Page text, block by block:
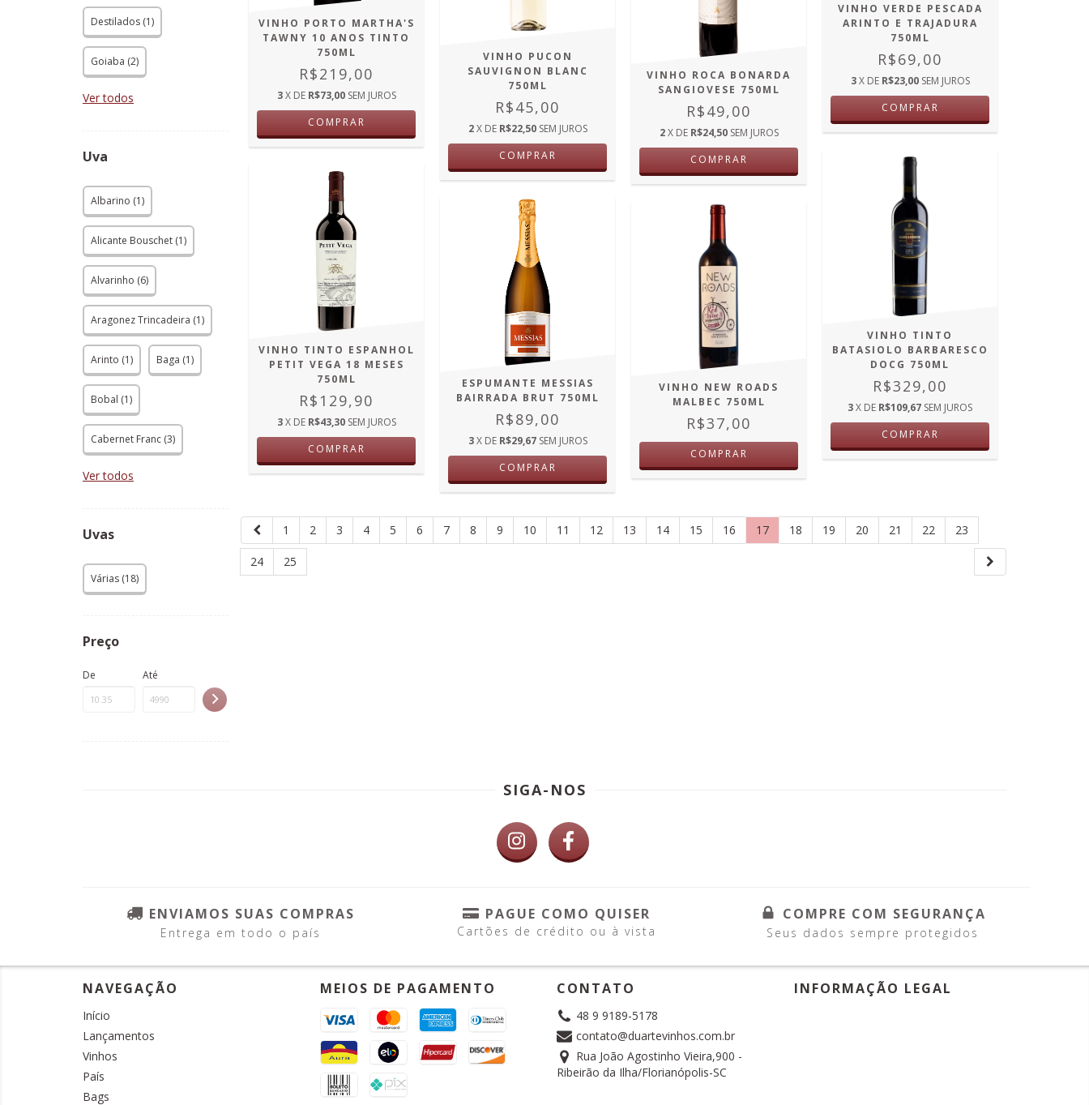
Destilados (1)
Goiaba (2)
Ver todos
Uva
Albarino (1)
Alicante Bouschet (1)
Alvarinho (6)
Aragonez Trincadeira (1)
Arinto (1) Baga (1)
Bobal (1)
Cabernet Franc (3)
Ver todos
Uvas
Várias (18)
Preço
De Até
VINHO PORTO MARTHA'S
TAWNY 10 ANOS TINTO
750ML
R$219,00
3X DE R$73,00 SEM JUROS
COMPRAR
VINHO PUCON
SAUVIGNON BLANC
750ML
R$45,00
2X DE R$22,50 SEM JUROS
COMPRAR
VINHO ROCA BONARDA
SANGIOVESE 750ML
R$49,00
2X DE R$24,50 SEM JUROS
COMPRAR
VINHO VERDE PESCADA
ARINTO E TRAJADURA
750ML
R$69,00
3X DE R$23,00 SEM JUROS
COMPRAR
VINHO TINTO ESPANHOL
PETIT VEGA 18 MESES
750ML
R$129,90
3X DE R$43,30 SEM JUROS
COMPRAR
ESPUMANTE MESSIAS
BAIRRADA BRUT 750ML
R$89,00
3X DE R$29,67 SEM JUROS
COMPRAR
VINHO NEW ROADS
MALBEC 750ML
R$37,00
COMPRAR
VINHO TINTO
BATASIOLO BARBARESCO
DOCG 750ML
R$329,00
3X DE R$109,67 SEM JUROS
COMPRAR
1 2 3 4 5 6 7 8 9 10 11 12 13 14 15 16 17 18 19 20 21 22 23
24 25
SIGA-NOS
ENVIAMOS SUAS COMPRAS
Entrega em todo o país
PAGUE COMO QUISER
Cartões de crédito ou à vista
COMPRE COM SEGURANÇA
Seus dados sempre protegidos
NAVEGAÇÃO
Início
Lançamentos
Vinhos
País
Bags
MEIOS DE PAGAMENTO CONTATO
48 9 9189-5178
contato@duartevinhos.com.br
Rua João Agostinho Vieira,900 -
Ribeirão da Ilha/Florianópolis-SC
INFORMAÇÃO LEGAL